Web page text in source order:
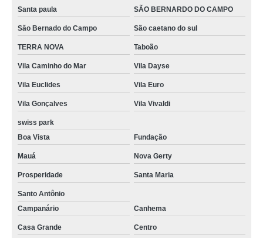
Santa paula SÃO BERNARDO DO CAMPO
São Bernado do Campo São caetano do sul
TERRA NOVA Taboão
Vila Caminho do Mar Vila Dayse
Vila Euclides Vila Euro
Vila Gonçalves Vila Vivaldi
swiss park
Boa Vista
Fundação
Mauá Nova Gerty
Prosperidade Santa Maria
Santo Antônio
Campanário
Canhema
Casa Grande Centro